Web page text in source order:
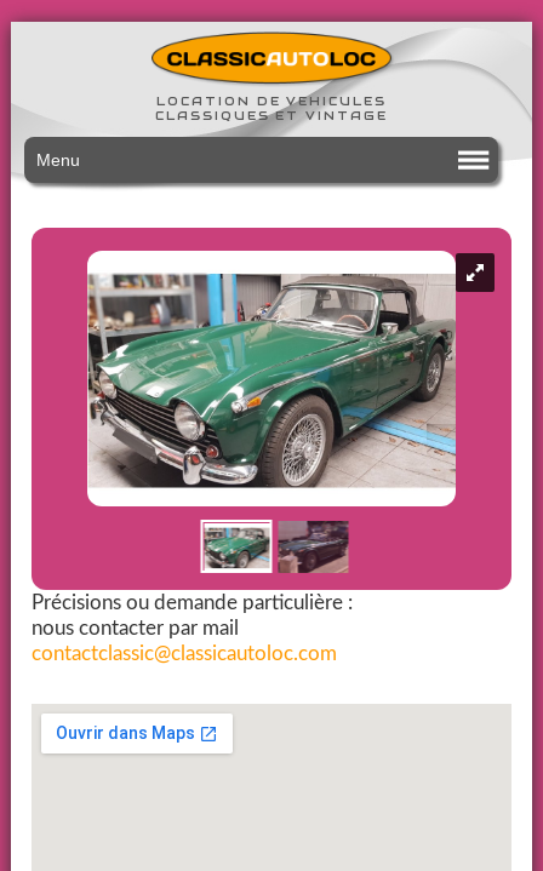
LOCATION DE VEHICULES
CLASSIQUES ET VINTAGE
Menu
Précisions ou demande particulière :
nous contacter par mail
contactclassic@classicautoloc.com